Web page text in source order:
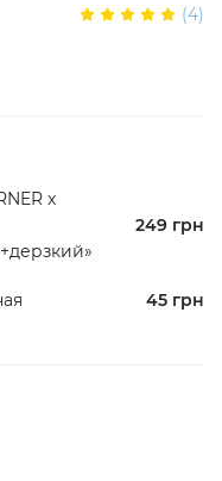
(4)
x
249 грн
45 грн